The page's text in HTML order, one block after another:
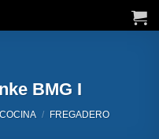
BMG I
/ FREGADERO